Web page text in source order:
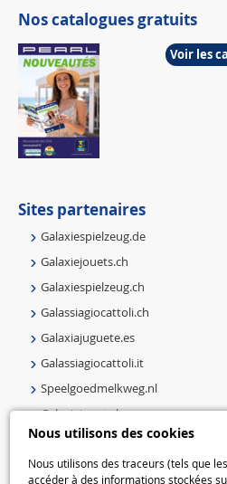
Nous utilisons des cookies
Nous utilisons des traceurs (tels que
accéder à des informations stockées
Nos catalogues gratuits
Voir les
Sites partenaires
Galaxiespielzeug.de
Galaxiejouets.ch
Galaxiespielzeug.ch
Galassiagiocattoli.ch
Galaxiajuguete.es
Galassiagiocattoli.it
Speelgoedmelkweg.nl
Galaxiejouets.be
Galaxiespielzeug.be
Speelgoedmelkweg.be